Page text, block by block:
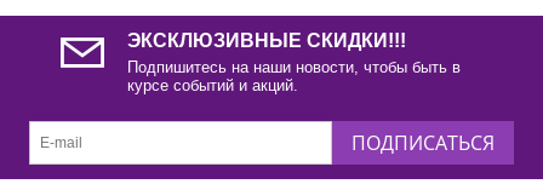
ЭКСКЛЮЗИВНЫЕ СКИДКИ!!!
Подпишитесь на наши новости, чтобы быть в
курсе событий и акций.
ПОДПИСАТЬСЯ